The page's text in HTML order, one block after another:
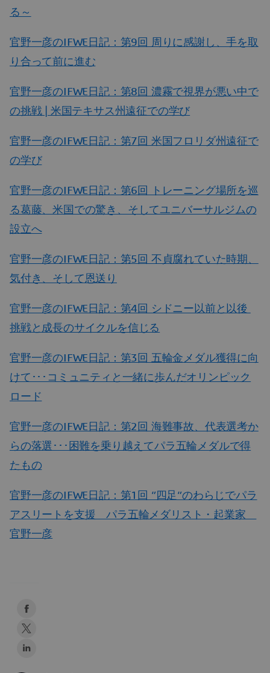
る～
官野一彦のIFWE日記：第9回 周りに感謝し、手を取
り合って前に進む
官野一彦のIFWE日記：第8回 濃霧で視界が悪い中で
の挑戦 | 米国テキサス州遠征での学び
官野一彦のIFWE日記：第7回 米国フロリダ州遠征で
の学び
官野一彦のIFWE日記：第6回 トレーニング場所を巡
る葛藤、米国での驚き、そしてユニバーサルジムの
設立へ
官野一彦のIFWE日記：第5回 不貞腐れていた時期、
気付き、そして恩送り
官野一彦のIFWE日記：第4回 シドニー以前と以後
挑戦と成長のサイクルを信じる
官野一彦のIFWE日記：第3回 五輪金メダル獲得に向
けて･･･コミュニティと一緒に歩んだオリンピック
ロード
官野一彦のIFWE日記：第2回 海難事故、代表選考か
らの落選･･･困難を乗り越えてパラ五輪メダルで得
たもの
官野一彦のIFWE日記：第1回 ”四足”のわらじでパラ
アスリートを支援 パラ五輪メダリスト・起業家
官野一彦